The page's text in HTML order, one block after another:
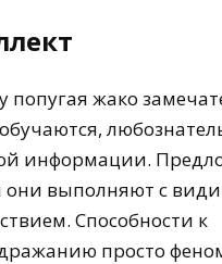
попугая жако
информации.
они выполняют с
Способности к
просто